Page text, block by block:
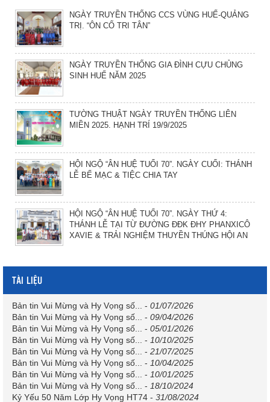
NGÀY TRUYỀN THỐNG CCS VÙNG HUẾ-QUẢNG
TRỊ. “ÔN CỐ TRI TÂN”
NGÀY TRUYỀN THỐNG GIA ĐÌNH CỰU CHỦNG
SINH HUẾ NĂM 2025
TƯỜNG THUẬT NGÀY TRUYỀN THỐNG LIÊN
MIỀN 2025. HẠNH TRÍ 19/9/2025
HỘI NGỘ “ÂN HUỆ TUỔI 70”. NGÀY CUỐI: THÁNH
LỄ BẾ MẠC & TIỆC CHIA TAY
HỘI NGỘ “ÂN HUỆ TUỔI 70”. NGÀY THỨ 4:
THÁNH LỄ TẠI TỪ ĐƯỜNG ĐĐK ĐHY PHANXICÔ
XAVIE & TRẢI NGHIỆM THUYỀN THÚNG HỘI AN
TÀI LIỆU
Bản tin Vui Mừng và Hy Vọng số... - 01/07/2026
Bản tin Vui Mừng và Hy Vọng số... - 09/04/2026
Bản tin Vui Mừng và Hy Vọng số... - 05/01/2026
Bản tin Vui Mừng và Hy Vọng số... - 10/10/2025
Bản tin Vui Mừng và Hy Vọng số... - 21/07/2025
Bản tin Vui Mừng và Hy Vọng số... - 10/04/2025
Bản tin Vui Mừng và Hy Vọng số... - 10/01/2025
Bản tin Vui Mừng và Hy Vọng số... - 18/10/2024
Kỷ Yếu 50 Năm Lớp Hy Vọng HT74 - 31/08/2024